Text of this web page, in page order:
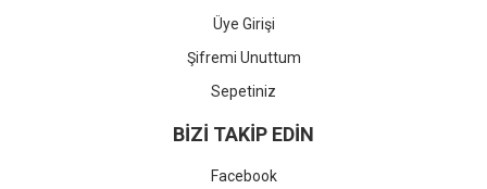
Üye Girişi
Şifremi Unuttum
Sepetiniz
BİZİ TAKİP EDİN
Facebook